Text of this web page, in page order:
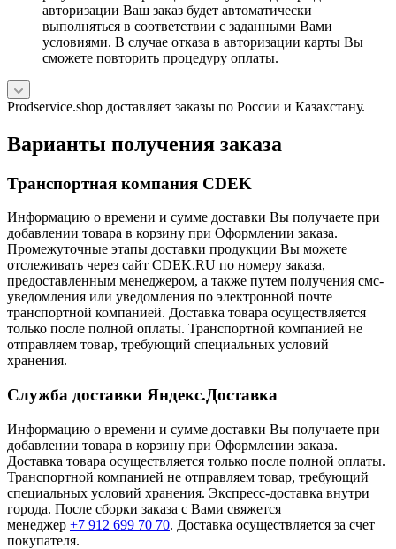
авторизации Ваш заказ будет автоматически
выполняться в соответствии с заданными Вами
условиями. В случае отказа в авторизации карты Вы
сможете повторить процедуру оплаты.
Prodservice.shop доставляет заказы по России и Казахстану.
Варианты получения заказа
Транспортная компания CDEK
Информацию о времени и сумме доставки Вы получаете при
добавлении товара в корзину при Оформлении заказа.
Промежуточные этапы доставки продукции Вы можете
отслеживать через сайт CDEK.RU по номеру заказа,
предоставленным менеджером, а также путем получения смс-
уведомления или уведомления по электронной почте
транспортной компанией. Доставка товара осуществляется
только после полной оплаты. Транспортной компанией не
отправляем товар, требующий специальных условий
хранения.
Служба доставки Яндекс.Доставка
Информацию о времени и сумме доставки Вы получаете при
добавлении товара в корзину при Оформлении заказа.
Доставка товара осуществляется только после полной оплаты.
Транспортной компанией не отправляем товар, требующий
специальных условий хранения. Экспресс-доставка внутри
города. После сборки заказа с Вами свяжется
менеджер +7 912 699 70 70. Доставка осуществляется за счет
покупателя.